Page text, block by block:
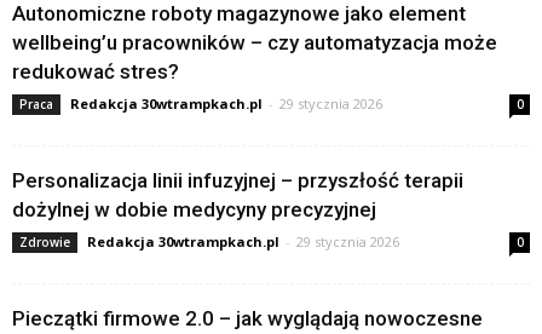
Autonomiczne roboty magazynowe jako element
wellbeing’u pracowników – czy automatyzacja może
redukować stres?
Praca Redakcja 30wtrampkach.pl - 29 stycznia 2026 0
Personalizacja linii infuzyjnej – przyszłość terapii
dożylnej w dobie medycyny precyzyjnej
Zdrowie Redakcja 30wtrampkach.pl - 29 stycznia 2026 0
Pieczątki firmowe 2.0 – jak wyglądają nowoczesne